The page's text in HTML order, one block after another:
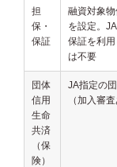
担
保・
保証
融資対象
を設定。
保証を利
は不要
団体
信用
生命
共済
（保
険）
JA指定の
（加入審査